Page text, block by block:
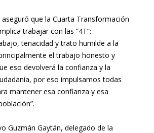
que la Cuarta Transformación
trabajar con las “4T”:
tenacidad y trato humilde a la
el trabajo honesto y
eso devolverá la confianza y la
por eso impulsamos todas
mantener esa confianza y esa
Guzmán Gaytán, delegado de la